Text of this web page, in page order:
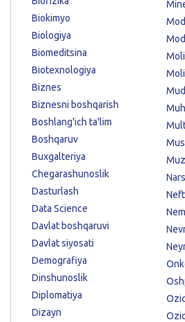
Biokimyo
Biologiya
Biomeditsina
Biotexnologiya
Biznes
Biznesni boshqarish
Boshlang'ich ta'lim
Boshqaruv
Buxgalteriya
Chegarashunoslik
Dasturlash
Data Science
Davlat boshqaruvi
Davlat siyosati
Demografiya
Dinshunoslik
Diplomatiya
Dizayn